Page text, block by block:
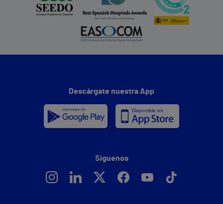
Descárgate nuestra App
Síguenos